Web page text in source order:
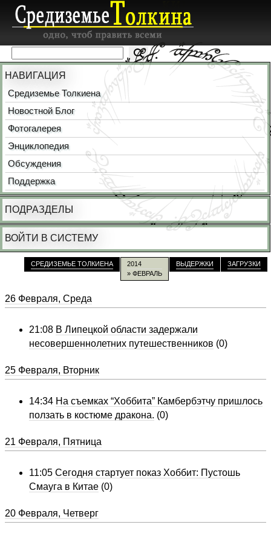
НАВИГАЦИЯ
Средиземье Толкиена
Новостной Блог
Фотогалерея
Энциклопедия
Обсуждения
Поддержка
ПОДРАЗДЕЛЫ
ВОЙТИ В СИСТЕМУ
26 Февраля, Среда
21:08 В Липецкой области задержали
несовершеннолетних путешественников (0)
25 Февраля, Вторник
14:34 На съемках “Хоббита” Камбербэтчу пришлось
ползать в костюме дракона. (0)
21 Февраля, Пятница
11:05 Сегодня стартует показ Хоббит: Пустошь
Смауга в Китае (0)
20 Февраля, Четверг
СРЕДИЗЕМЬЕ ТОЛКИЕНА
2014
» ФЕВРАЛЬ
ВЫДЕРЖКИ ЗАГРУЗКИ